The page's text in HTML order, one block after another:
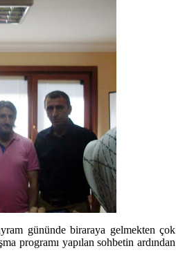
gününde biraraya gelmekten çok
programı yapılan sohbetin ardından